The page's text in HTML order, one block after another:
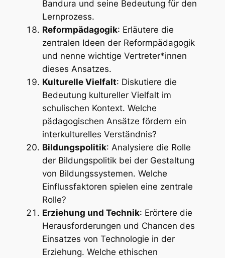
Bandura und seine Bedeutung für den
Lernprozess.
Reformpädagogik: Erläutere die
zentralen Ideen der Reformpädagogik
und nenne wichtige Vertreter*innen
dieses Ansatzes.
Kulturelle Vielfalt: Diskutiere die
Bedeutung kultureller Vielfalt im
schulischen Kontext. Welche
pädagogischen Ansätze fördern ein
interkulturelles Verständnis?
Bildungspolitik: Analysiere die Rolle
der Bildungspolitik bei der Gestaltung
von Bildungssystemen. Welche
Einflussfaktoren spielen eine zentrale
Rolle?
Erziehung und Technik: Erörtere die
Herausforderungen und Chancen des
Einsatzes von Technologie in der
Erziehung. Welche ethischen